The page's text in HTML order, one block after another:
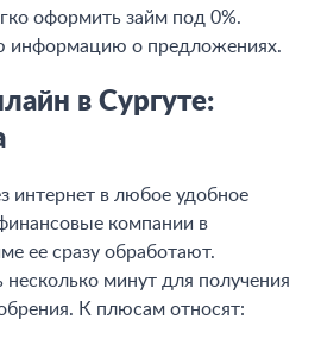
оформить займ под 0%.
информацию о предложениях.
в Сургуте:
интернет в любое удобное
компании в
ее сразу обработают.
минут для получения
К плюсам относят: